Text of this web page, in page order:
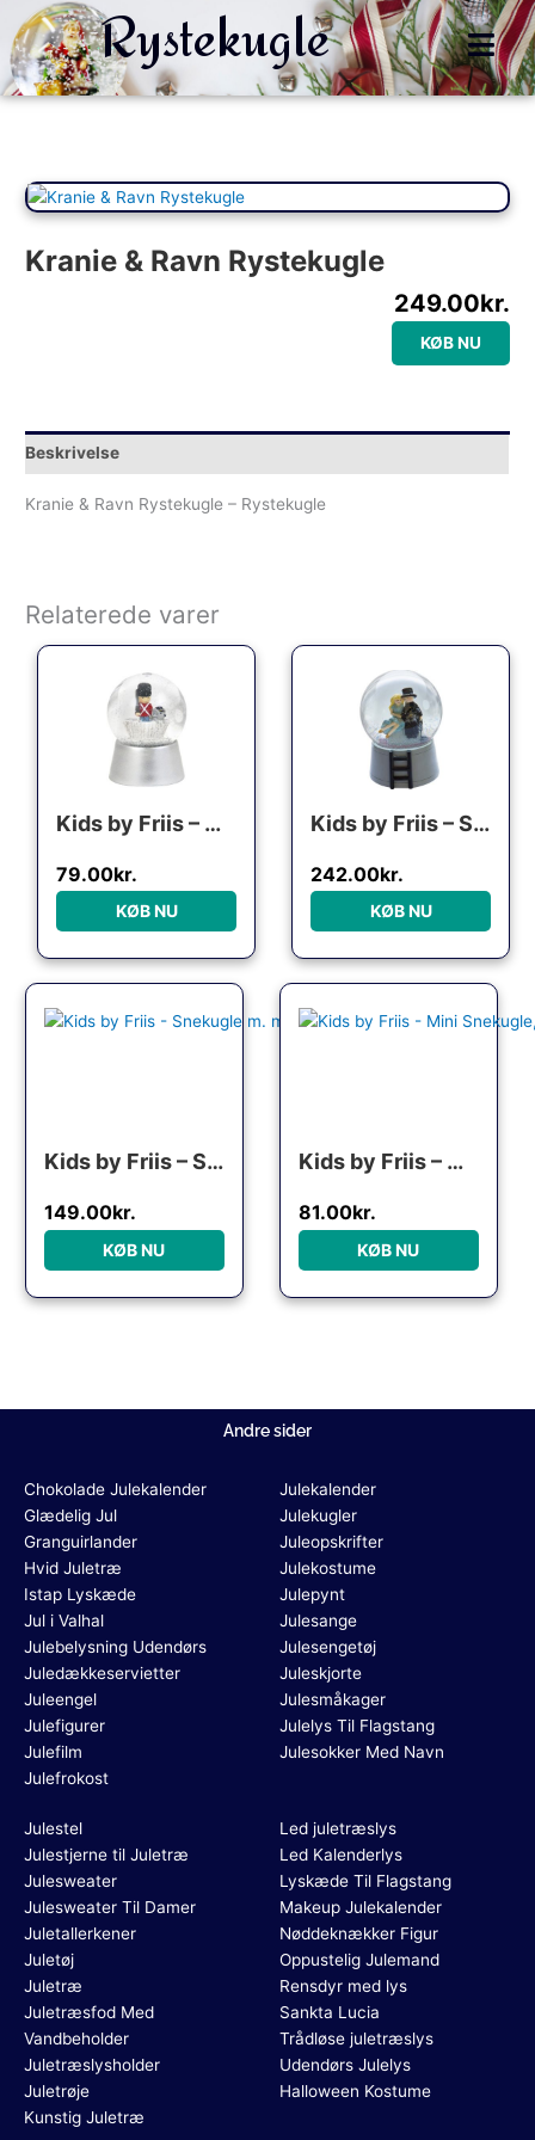
indholdet
Rystekugle
Kranie & Ravn Rystekugle
249.00kr.
KØB NU
Beskrivelse
Kranie & Ravn Rystekugle – Rystekugle
Relaterede varer
Kids by Friis – Mini snekugle “Den standhaftige tinsoldat”
Den oprindelige pris var: 99.95kr..
79.00kr.
Den aktuelle pris er: 79.00kr..
KØB NU
Kids by Friis – Snekugle, Hyrdinden og skorstensfejeren
Den oprindelige pris
242.00kr.
Den
KØB NU
Kids by Friis – Snekugle m. musik “Pjerrot”
Den oprindelige pris var: 299.95kr..
149.00kr.
Den aktuelle pris er: 149.00kr..
KØB NU
Kids by Friis – Mini Snekugle, Enhjørning
Den oprindelige pris
81.00kr.
Den aktuelle
KØB NU
Andre sider
Chokolade Julekalender
Glædelig Jul
Granguirlander
Hvid Juletræ
Istap Lyskæde
Jul i Valhal
Julebelysning Udendørs
Juledækkeservietter
Juleengel
Julefigurer
Julefilm
Julefrokost
Julekalender
Julekugler
Juleopskrifter
Julekostume
Julepynt
Julesange
Julesengetøj
Juleskjorte
Julesmåkager
Julelys Til Flagstang
Julesokker Med Navn
Julestel
Julestjerne til Juletræ
Julesweater
Julesweater Til Damer
Juletallerkener
Juletøj
Juletræ
Juletræsfod Med
Vandbeholder
Juletræslysholder
Juletrøje
Kunstig Juletræ
Led juletræslys
Led Kalenderlys
Lyskæde Til Flagstang
Makeup Julekalender
Nøddeknækker Figur
Oppustelig Julemand
Rensdyr med lys
Sankta Lucia
Trådløse juletræslys
Udendørs Julelys
Halloween Kostume